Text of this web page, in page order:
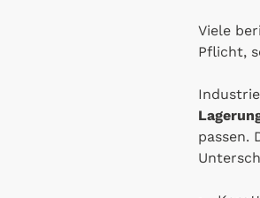
Viele
Pflicht,
passen.